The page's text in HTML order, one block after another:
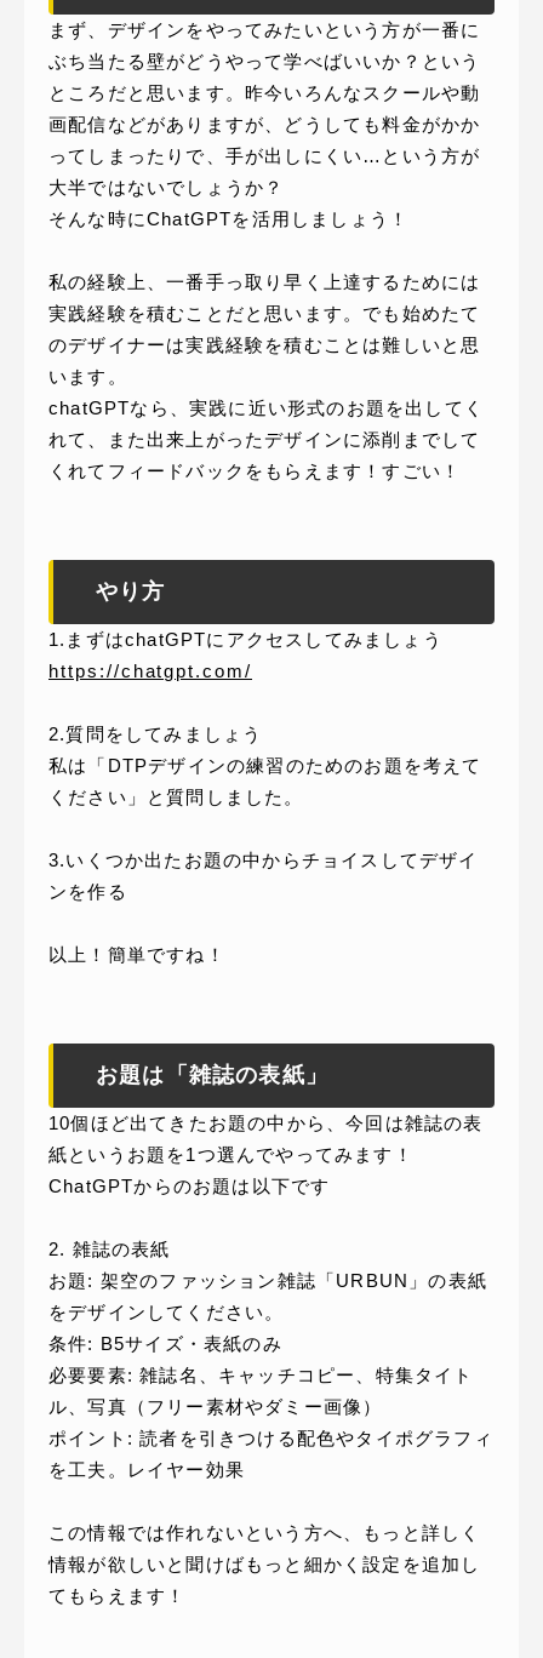
まず、デザインをやってみたいという方が一番に
ぶち当たる壁がどうやって学べばいいか？という
ところだと思います。昨今いろんなスクールや動
画配信などがありますが、どうしても料金がかか
ってしまったりで、手が出しにくい…という方が
大半ではないでしょうか？
そんな時にChatGPTを活用しましょう！
私の経験上、一番手っ取り早く上達するためには
実践経験を積むことだと思います。でも始めたて
のデザイナーは実践経験を積むことは難しいと思
います。
chatGPTなら、実践に近い形式のお題を出してく
れて、また出来上がったデザインに添削までして
くれてフィードバックをもらえます！すごい！
やり方
1.まずはchatGPTにアクセスしてみましょう
https://chatgpt.com/
2.質問をしてみましょう
私は「DTPデザインの練習のためのお題を考えて
ください」と質問しました。
3.いくつか出たお題の中からチョイスしてデザイ
ンを作る
以上！簡単ですね！
お題は「雑誌の表紙」
10個ほど出てきたお題の中から、今回は雑誌の表
紙というお題を1つ選んでやってみます！
ChatGPTからのお題は以下です
2. 雑誌の表紙
お題: 架空のファッション雑誌「URBUN」の表紙
をデザインしてください。
条件: B5サイズ・表紙のみ
必要要素: 雑誌名、キャッチコピー、特集タイト
ル、写真（フリー素材やダミー画像）
ポイント: 読者を引きつける配色やタイポグラフィ
を工夫。レイヤー効果
この情報では作れないという方へ、もっと詳しく
情報が欲しいと聞けばもっと細かく設定を追加し
てもらえます！